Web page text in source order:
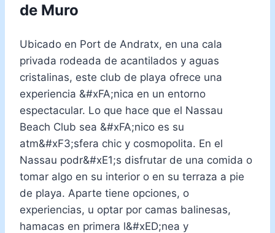
de Muro
Ubicado en Port de Andratx, en una cala
privada rodeada de acantilados y aguas
cristalinas, este club de playa ofrece una
experiencia &#xFA;nica en un entorno
espectacular. Lo que hace que el Nassau
Beach Club sea &#xFA;nico es su
atm&#xF3;sfera chic y cosmopolita. En el
Nassau podr&#xE1;s disfrutar de una comida o
tomar algo en su interior o en su terraza a pie
de playa. Aparte tiene opciones, o
experiencias, u optar por camas balinesas,
hamacas en primera l&#xED;nea y